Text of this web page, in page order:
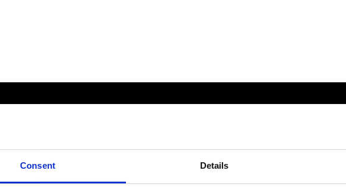
Consent Details
småföretagaranpassade medlemstjänster och